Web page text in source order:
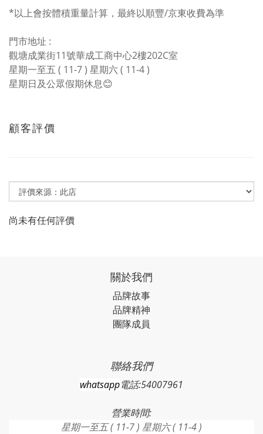
*以上會按體積重量計算，最終以順豐/京東收費為準
門市地址 :
觀塘成業街11號華成工商中心2樓202C室
星期一至五 ( 11-7 ) 星期六 ( 11-4 )
星期日及公眾假期休息😊
顧客評價
尚未有任何評價
關於我們
品牌故事
品牌精神
團隊成員
聯絡我們
whatsapp電話:54007961
營業時間:
星期一至五 ( 11-7 ) 星期六 ( 11-4 )